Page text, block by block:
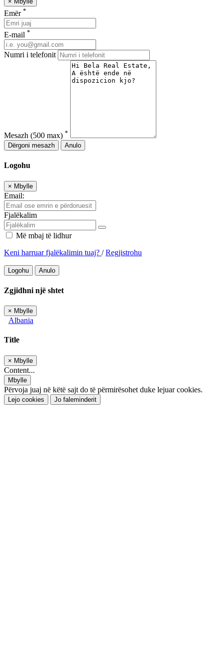
Emër *
E-mail *
Numri i telefonit
Mesazh (500 max) *
Dërgoni mesazh
Anulo
Logohu
× Mbylle
Email:
Fjalëkalim
Më mbaj të lidhur
Keni harruar fjalëkalimin tuaj? /Regjistrohu
Logohu Anulo
Zgjidhni një shtet
× Mbylle
Albania
Title
× Mbylle
Content...
Mbylle
Përvoja juaj në këtë sajt do të përmirësohet duke lejuar cookies.
Lejo cookies Jo faleminderit